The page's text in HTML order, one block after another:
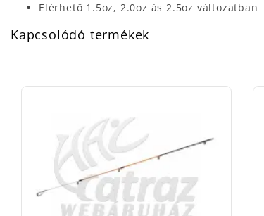
Elérhető 1.5oz, 2.0oz ás 2.5oz változatban
Kapcsolódó termékek